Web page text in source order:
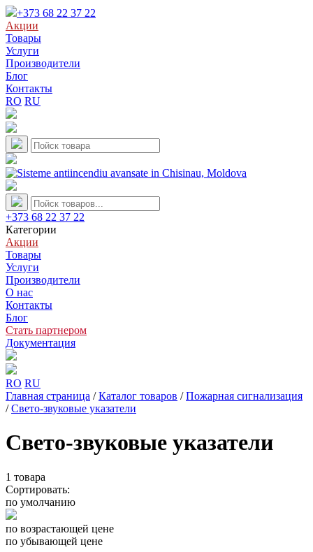
+373 68 22 37 22
Акции
Товары
Услуги
Производители
Блог
Контакты
RO RU
+373 68 22 37 22
Категории
Акции
Товары
Услуги
Производители
О нас
Контакты
Блог
Стать партнером
Документация
RO RU
Главная страница / Каталог товаров / Пожарная сигнализация
/ Свето-звуковые указатели
Свето-звуковые указатели
1 товара
Сортировать:
по умолчанию
по возрастающей цене
по убывающей цене